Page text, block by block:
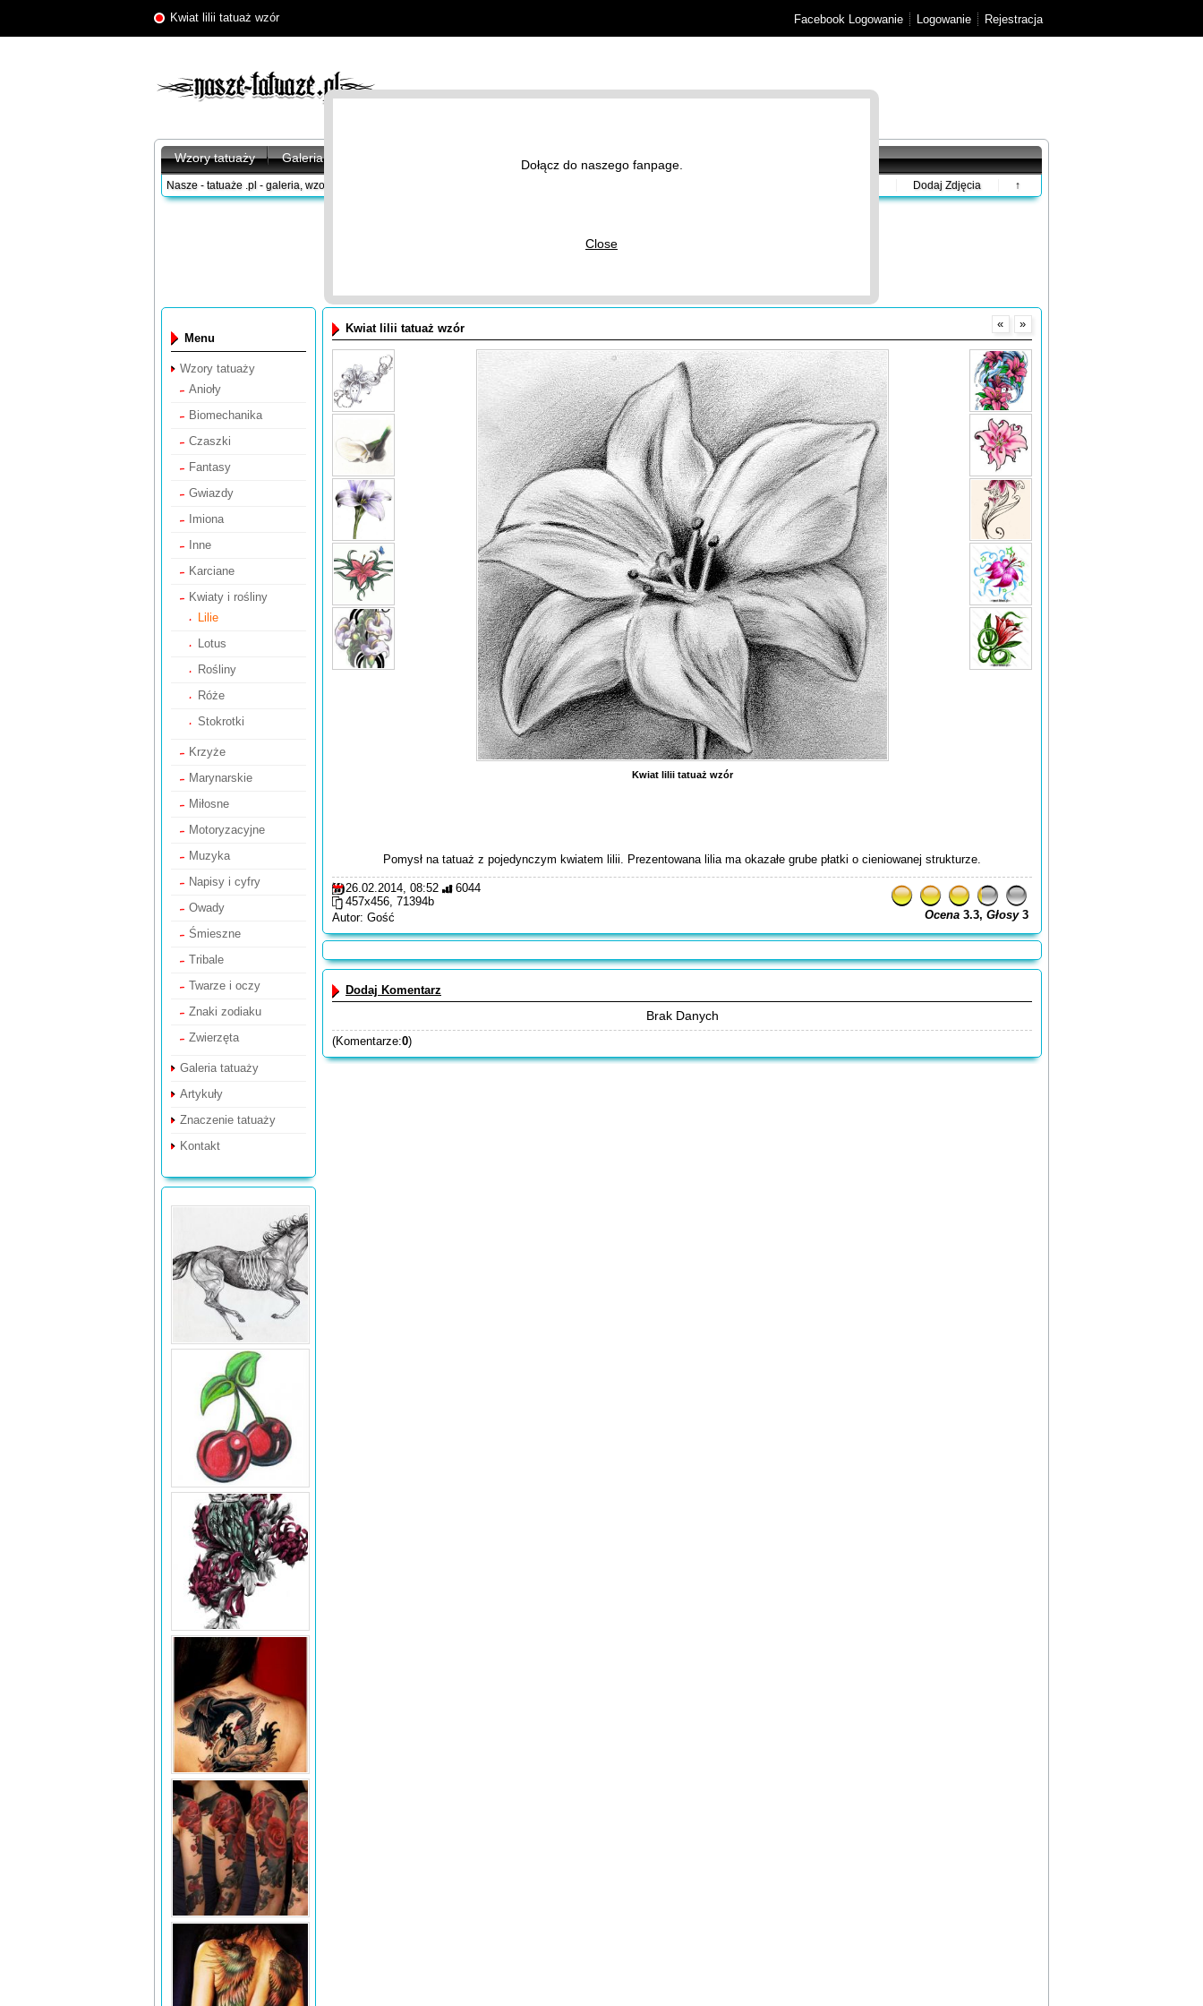
Dołącz do naszego fanpage.
Close
Kwiat lilii tatuaż wzór Facebook Logowanie Logowanie Rejestracja
Wzory tatuaży Galeria tatuaży Znaczenie tatuaży
Nasze - tatuaże .pl - galeria, wzory tatuaży Dodaj Zdjęcia ↑
« »
Kwiat lilii tatuaż wzór
Kwiat lilii tatuaż wzór
Pomysł na tatuaż z pojedynczym kwiatem lilii. Prezentowana lilia ma okazałe grube płatki o cieniowanej strukturze.
Ocena 3.3, Głosy3
26.02.2014, 08:52
6044
457x456, 71394b
Autor: Gość
Dodaj Komentarz
Brak Danych
(Komentarze:0)
Menu
Wzory tatuaży
Anioły
Biomechanika
Czaszki
Fantasy
Gwiazdy
Imiona
Inne
Karciane
Kwiaty i rośliny
Lilie
Lotus
Rośliny
Róże
Stokrotki
Krzyże
Marynarskie
Miłosne
Motoryzacyjne
Muzyka
Napisy i cyfry
Owady
Śmieszne
Tribale
Twarze i oczy
Znaki zodiaku
Zwierzęta
Galeria tatuaży
Artykuły
Znaczenie tatuaży
Kontakt